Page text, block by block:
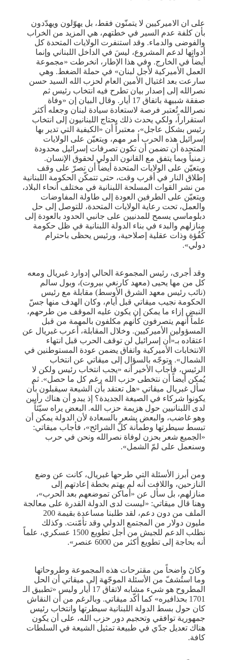
على ان الاميركيين لا يتمنّون فقط، بل يهوّلون ويهدّدون
بأن كلفة عدم السير في خطتهم، هي المزيد من الخراب
والفوضى والدماء. وقد استنفرت الولايات المتحدة كل
أدواتها لدعم المشروع، ليسَ في الداخل اللبناني وإنما
أيضاً في الخارج. وفي هذا الإطار، انخرطت «مجموعة
العمل الأميركية لأجل لبنان» في حملة الضغط. وهي
سارعت بعد اغتيال الأمين العام لحزب الله السيد حسن
نصرالله إلى إصدار بيان تطرح فيه انتخاب رئيس ثم
صفقة شبيهة باتفاق 17 أيار. وقال البيان إن «وفاة
نصرالله تُعتبر فرصة لاستعادة سيادة لبنان وجعله أكثر
استقراراً، ولكي يحدث ذلك يحتاج اللبنانيون إلى انتخاب
رئيس بشكل عاجل»، معتبراً أن «الكيفية التي تدير بها
إسرائيل هذه الحرب أمر مهم، ويتعيّن على الولايات
المتحدة أن تضمن أن تكون تصرفات إسرائيل محدودة
زمنياً وبما يتفق مع القانون الدولي لحقوق الإنسان.
ويتعيّن على الولايات المتحدة أيضاً أن تصرّ على وقف
إطلاق النار في أقرب وقت، حتى تتمكّن الحكومة اللبنانية
من نشر القوات المسلحة اللبنانية في مختلف أنحاء البلاد،
ويتعيّن على الطرفين العودة إلى طاولة المفاوضات
والعمل، تحت رعاية الولايات المتحدة، للتوصل إلى حل
دبلوماسي يسمح للمدنيين على جانبي الحدود بالعودة إلى
منازلهم والبدء في بناء الدولة اللبنانية في ظل حكومة
كُفُؤة وذات عقلية إصلاحية، ورئيس يحظى باحترام
دولي».
وقد أجرى، رئيس المجموعة الحالي إدوارد غبريال ومعه
كل من مها يحيى (معهد كارنغي بيروت)، وبول سالم
(نائب رئيس معهد الشرق الأوسط) مقابلة مع رئيس
الحكومة نجيب ميقاتي قبل أيام، وكان الهدف منها جسّ
النبض إزاء ما يمكن إن يكون عليه الموقف من طرحهم،
علماً أنهم يتصرفون كأنهم مكلفون بالمهمة من قبل
المسؤولين الأميركيين. وخلال المقابلة، أعرب غبريال عن
اعتقاده بـ«أن إسرائيل لن توقف الحرب قبل انتهاء
الانتخابات الأميركية واتفاق يضمن عودة المستوطنين في
الشمال». وتوجّه بالسؤال إلى ميقاتي عن انتخاب
الرئيس، فأجاب الأخير أنه «يجب انتخاب رئيس ولكن لا
يُمكن أيضاً أن نتخطى حزب الله رغم كل ما حصل». ثم
سأل غبريال ميقاتي «هل تعتقد بأن الشيعة سيقبلون بأن
يكونوا شركاء في الصيغة الجديدة؟ إذ يبدو أن هناك رأيين
لدى اللبنانيين حول هزيمة حزب الله. البعض يراه سيّئاً
وهو غاضب، والبعض يشعر بالسعادة لأن الدولة يمكن أن
تبسط سيطرتها وطمأنة كلّ الشرائح»، فأجاب ميقاتي:
«الجميع شعر بحزن لوفاة نصرالله ونحن في حرب
وسنعمل على لمّ الشمل».
ومن أبرز الأسئلة التي طرحها غبريال، كانت عن وضع
النازحين، واللافت أنه لم يهتم بخطة إعادتهم إلى
منازلهم، بل سأل عن «أماكن تموضعهم بعد الحرب»،
وهنا قال ميقاتي: «ليست لدى الدولة القدرة على معالجة
الملف من دون دعم، لقد طلبنا مساعدة بقيمة 200
مليون دولار من المجتمع الدولي وقد تأمّنت. وكذلك
نطلب الدعم للجيش من أجل تطويع 1500 عسكري، علماً
أنه بحاجة إلى تطويع أكثر من 6000 عنصر».
وكانَ واضحاً من مقترحات هذه المجموعة وطروحاتها
وما استُشفّ من الأسئلة الموجّهة إلى ميقاتي أن الحل
المطروح هو شيء مشابه لاتفاق 17 أيار وليس «تطبيق الـ
1701 بحذافيره» كما أكّد ميقاتي. وبالرغم من أن النقاش
كان حول بسط الدولة اللبنانية سيطرتها وانتخاب رئيس
جمهورية توافقي وتحجيم دور حزب الله، على أن يكون
هناك تعديل جدّي في طبيعة تمثيل الشيعة في السلطات
كافة.